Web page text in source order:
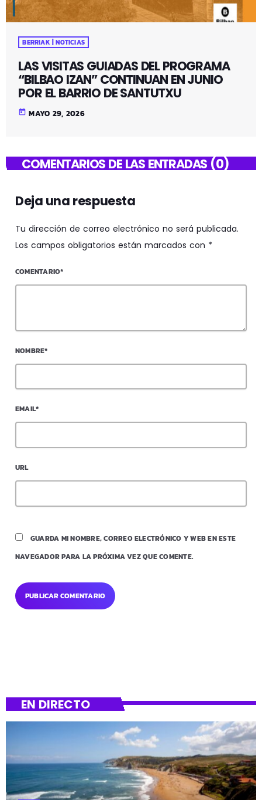
BERRIAK | NOTICIAS
LAS VISITAS GUIADAS DEL PROGRAMA
“BILBAO IZAN” CONTINUAN EN JUNIO
POR EL BARRIO DE SANTUTXU
today MAYO 29, 2026
COMENTARIOS DE LAS ENTRADAS (0)
Deja una respuesta
Tu dirección de correo electrónico no será publicada.
Los campos obligatorios están marcados con *
COMENTARIO*
NOMBRE*
EMAIL*
URL
GUARDA MI NOMBRE, CORREO ELECTRÓNICO Y WEB EN ESTE
NAVEGADOR PARA LA PRÓXIMA VEZ QUE COMENTE.
EN DIRECTO